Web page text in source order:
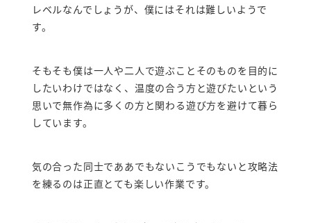
レベルなんでしょうが、僕にはそれは難しいようで
す。
そもそも僕は一人や二人で遊ぶことそのものを目的に
したいわけではなく、温度の合う方と遊びたいという
思いで無作為に多くの方と関わる遊び方を避けて暮ら
しています。
気の合った同士でああでもないこうでもないと攻略法
を練るのは正直とても楽しい作業です。